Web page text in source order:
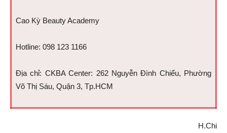
Cao Kỳ Beauty Academy
Hotline: 098 123 1166
Địa chỉ: CKBA Center: 262 Nguyễn Đình Chiểu, Phường
Võ Thị Sáu, Quận 3, Tp.HCM
H.Chi